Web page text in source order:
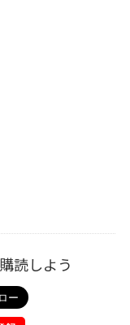
読しよう